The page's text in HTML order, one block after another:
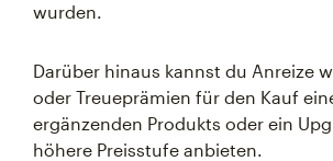
wurden.
Darüber hinaus kannst du Anreize
oder Treueprämien für den Kauf
ergänzenden Produkts oder ein
höhere Preisstufe anbieten.